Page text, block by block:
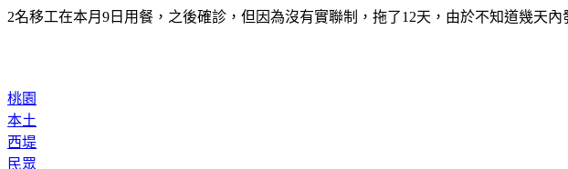
2名移工在本月9日用餐，之後確診，但因為沒有實聯制，拖了12天，由於不知道幾天
桃園
本土
西堤
民眾